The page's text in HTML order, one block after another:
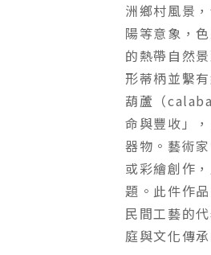
洲鄉村風景
陽等意象，
的熱帶自然
形蒂柄並繫
葫蘆（
命與豐收」
器物。藝術
或彩繪創作
題。此件作
民間工藝的